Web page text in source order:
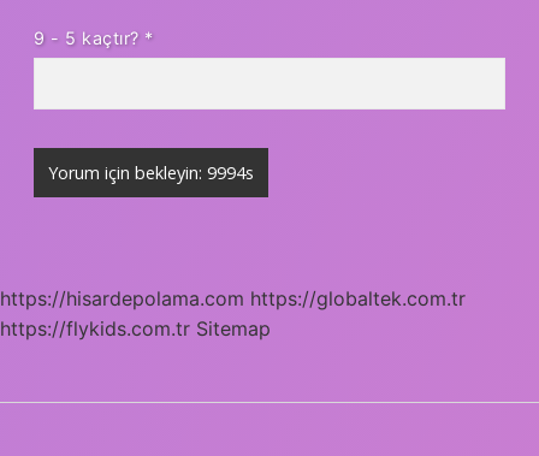
9 - 5 kaçtır? *
https://hisardepolama.com https://globaltek.com.tr
https://flykids.com.tr Sitemap